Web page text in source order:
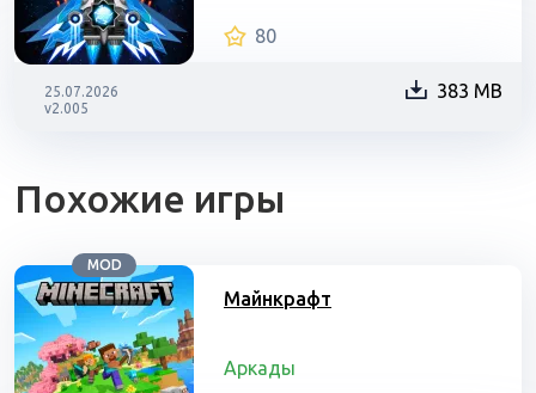
80
25.07.2026
v2.005
383 MB
Похожие игры
MOD
Майнкрафт
Аркады